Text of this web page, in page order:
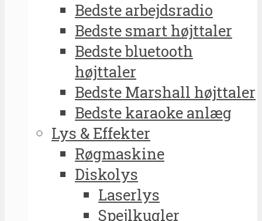
Bedste arbejdsradio
Bedste smart højttaler
Bedste bluetooth
højttaler
Bedste Marshall højttaler
Bedste karaoke anlæg
Lys & Effekter
Røgmaskine
Diskolys
Laserlys
Spejlkugler